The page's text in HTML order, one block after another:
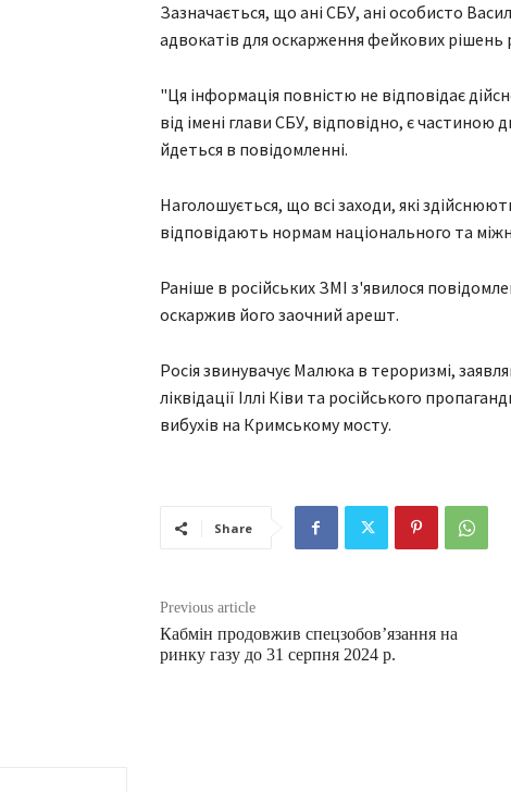
Зазначається, що ані СБУ, ані особисто
адвокатів для оскарження фейкових рішень
"Ця інформація повністю не відповідає
від імені глави СБУ, відповідно, є частиною
йдеться в повідомленні.
Наголошується, що всі заходи, які
відповідають нормам національного та
Раніше в російських ЗМІ з'явилося
оскаржив його заочний арешт.
Росія звинувачує Малюка в тероризмі,
ліквідації Іллі Ківи та російського
вибухів на Кримському мосту.
Share
Previous article
Кабмін продовжив спецзобов’язання на
ринку газу до 31 серпня 2024 р.